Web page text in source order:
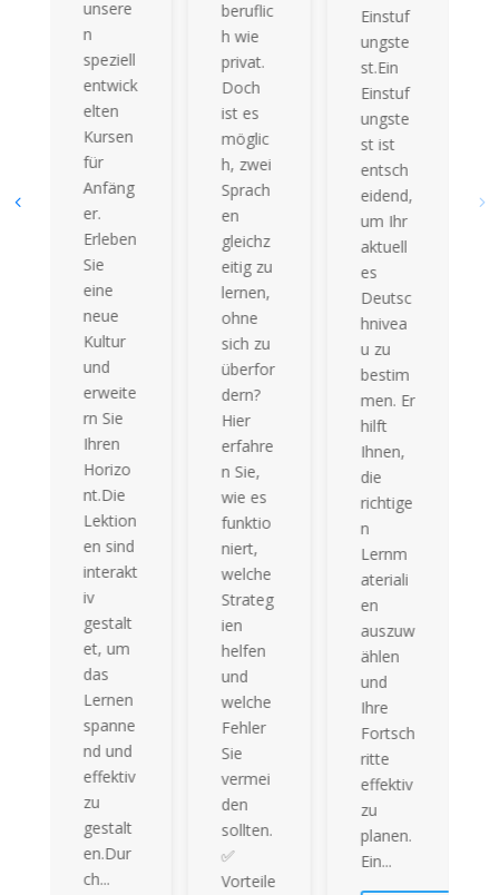
unsere
n
speziell
entwick
elten
Kursen
für
Anfäng
er.
Erleben
Sie
eine
neue
Kultur
und
erweite
rn Sie
Ihren
Horizo
nt.Die
Lektion
en sind
interakt
iv
gestalt
et, um
das
Lernen
spanne
nd und
effektiv
zu
gestalt
en.Dur
ch...
beruflic
h wie
privat.
Doch
ist es
möglic
h, zwei
Sprach
en
gleichz
eitig zu
lernen,
ohne
sich zu
überfor
dern?
Hier
erfahre
n Sie,
wie es
funktio
niert,
welche
Strateg
ien
helfen
und
welche
Fehler
Sie
vermei
den
sollten.
✅
Vorteile
Einstuf
ungste
st.Ein
Einstuf
ungste
st ist
entsch
eidend,
um Ihr
aktuell
es
Deutsc
hnivea
u zu
bestim
men. Er
hilft
Ihnen,
die
richtige
n
Lernm
ateriali
en
auszuw
ählen
und
Ihre
Fortsch
ritte
effektiv
zu
planen.
Ein...